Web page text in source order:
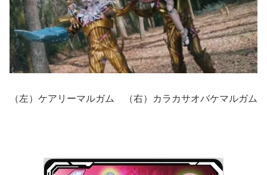
（左）ケアリーマルガム （右）カラカサオバケマルガム